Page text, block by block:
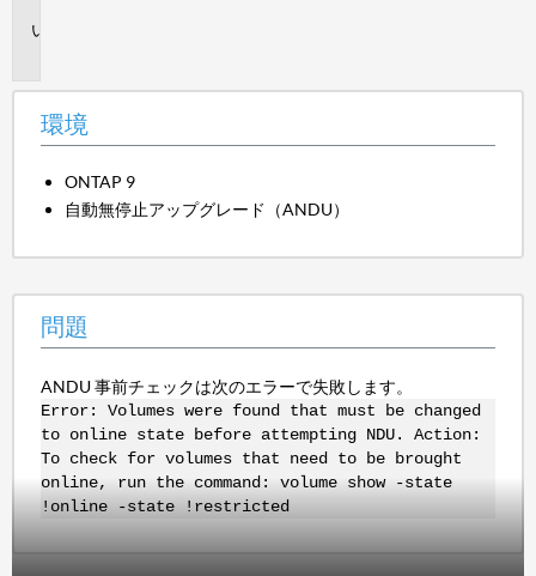
環境
ONTAP 9
自動無停止アップグレード（ANDU）
問題
ANDU 事前チェックは次のエラーで失敗します。
Error: Volumes were found that must be changed
to online state before attempting NDU. Action:
To check for volumes that need to be brought
online, run the command: volume show -state
!online -state !restricted